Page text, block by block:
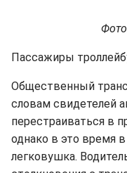
Пассажиры
Общественный
словам свидетелей
перестраиваться в
однако в это время
легковушка.